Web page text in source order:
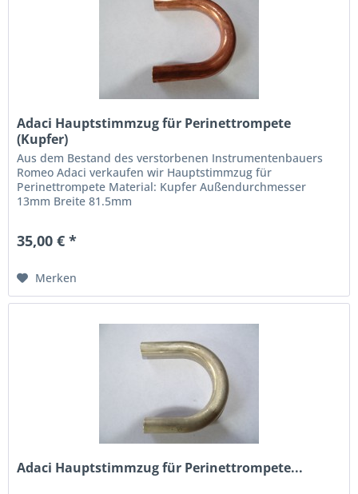
Adaci Hauptstimmzug für Perinettrompete
(Kupfer)
Aus dem Bestand des verstorbenen Instrumentenbauers
Romeo Adaci verkaufen wir Hauptstimmzug für
Perinettrompete Material: Kupfer Außendurchmesser
13mm Breite 81.5mm
35,00 € *
Merken
Adaci Hauptstimmzug für Perinettrompete...